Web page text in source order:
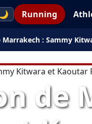
Running
: Sammy
de